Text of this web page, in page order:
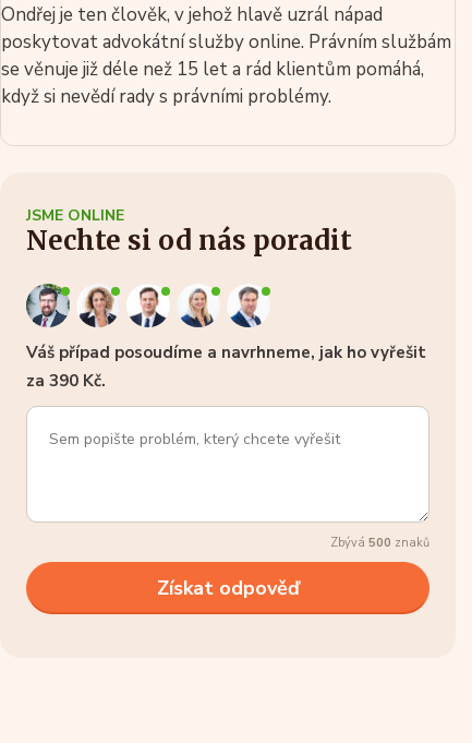
Ondřej je ten člověk, v jehož hlavě uzrál nápad
poskytovat advokátní služby online. Právním službám
se věnuje již déle než 15 let a rád klientům pomáhá,
když si nevědí rady s právními problémy.
JSME ONLINE
Nechte si od nás poradit
Váš případ posoudíme a navrhneme, jak ho vyřešit
za 390 Kč.
Zbývá 500 znaků